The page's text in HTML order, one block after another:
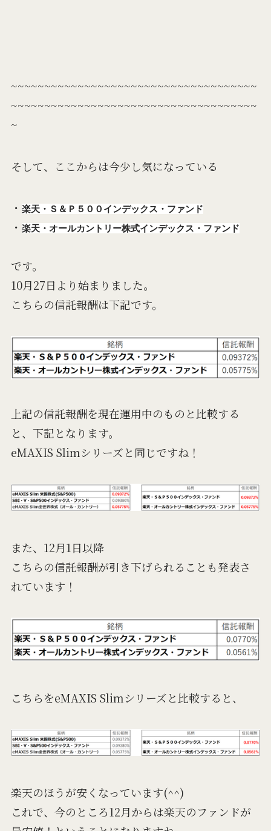
~~~~~~~~~~~~~~~~~~~~~~~~~~~~~~~~~~~~~
~~~~~~~~~~~~~~~~~~~~~~~~~~~~~~~~~~~~~
~
そして、ここからは今少し気になっている
・ 楽天・Ｓ＆Ｐ５００インデックス・ファンド
・ 楽天・オールカントリー株式インデックス・ファンド
です。
10月27日より始まりました。
こちらの信託報酬は下記です。
上記の信託報酬を現在運用中のものと比較する
と、下記となります。
eMAXIS Slimシリーズと同じですね！
また、12月1日以降
こちらの信託報酬が引き下げられることも発表さ
れています！
こちらをeMAXIS Slimシリーズと比較すると、
楽天のほうが安くなっています(^^)
これで、今のところ12月からは楽天のファンドが